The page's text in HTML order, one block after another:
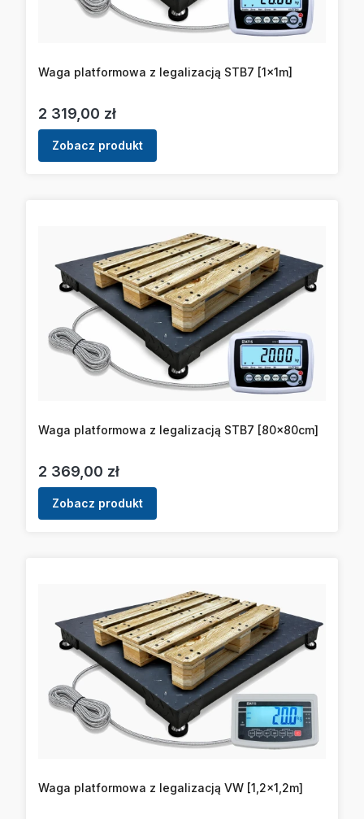
Waga platformowa z legalizacją STB7 [1x1m]
Cena
2 319,00 zł
Zobacz produkt
Waga platformowa z legalizacją STB7 [80x80cm]
Cena
2 369,00 zł
Zobacz produkt
Waga platformowa z legalizacją VW [1,2x1,2m]